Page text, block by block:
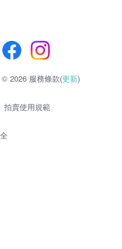
2026 服務條款(更新)
拍賣使用規範